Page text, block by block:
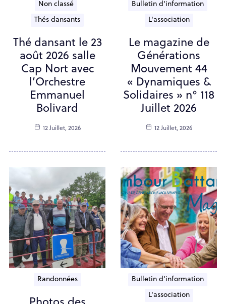
Non classé
Thés dansants
Thé dansant le 23
août 2026 salle
Cap Nort avec
l’Orchestre
Emmanuel
Bolivard
12 Juillet, 2026
Bulletin d'information
L'association
Le magazine de
Générations
Mouvement 44
« Dynamiques &
Solidaires » n° 118
Juillet 2026
12 Juillet, 2026
Randonnées Bulletin d'information
L'association